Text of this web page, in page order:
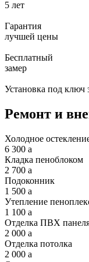
5 лет
Гарантия
лучшей цены
Бесплатный
замер
Установка под ключ
Ремонт и
Холодное
6 300 a
Кладка пеноблоком
2 700 a
Подоконник
1 500 a
Утепление
1 100 a
Отделка ПВХ
2 000 a
Отделка потолка
2 000 a